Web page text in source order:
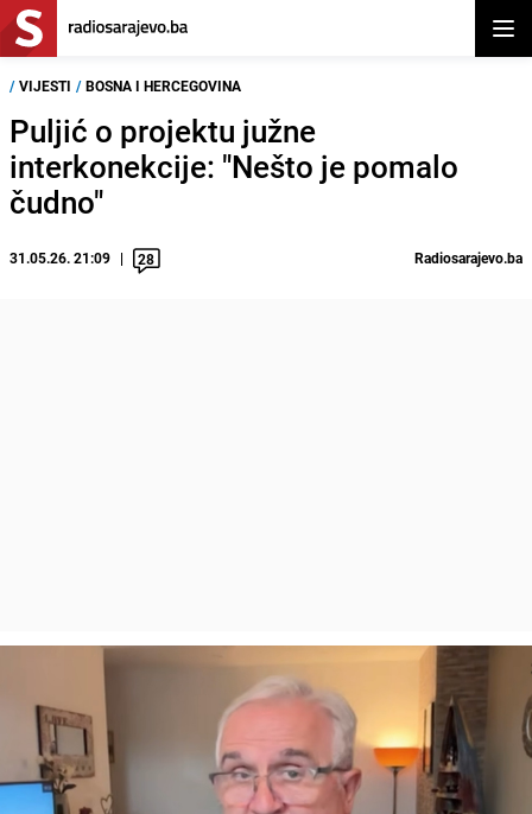
/ VIJESTI / BOSNA I HERCEGOVINA
Puljić o projektu južne
interkonekcije: "Nešto je pomalo
čudno"
31.05.26. 21:09 28 Radiosarajevo.ba